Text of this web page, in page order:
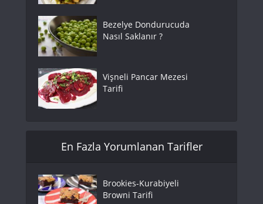
Bezelye Dondurucuda
Nasıl Saklanır ?
Vişneli Pancar Mezesi
Tarifi
En Fazla Yorumlanan Tarifler
Brookies-Kurabiyeli
Browni Tarifi